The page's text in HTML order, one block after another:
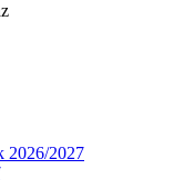
2026/2027